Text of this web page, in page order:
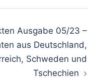
Ausgabe 05/23 –
aus Deutschland,
Schweden und
Tschechien